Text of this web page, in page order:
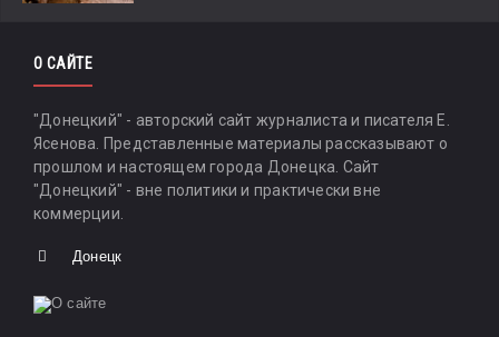
О САЙТЕ
"Донецкий" - авторский сайт журналиста и писателя Е.
Ясенова. Представленные материалы рассказывают о
прошлом и настоящем города Донецка. Сайт
"Донецкий" - вне политики и практически вне
коммерции.
Донецк